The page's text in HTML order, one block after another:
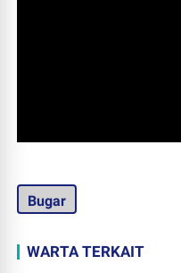
Bugar
WARTA TERKAIT